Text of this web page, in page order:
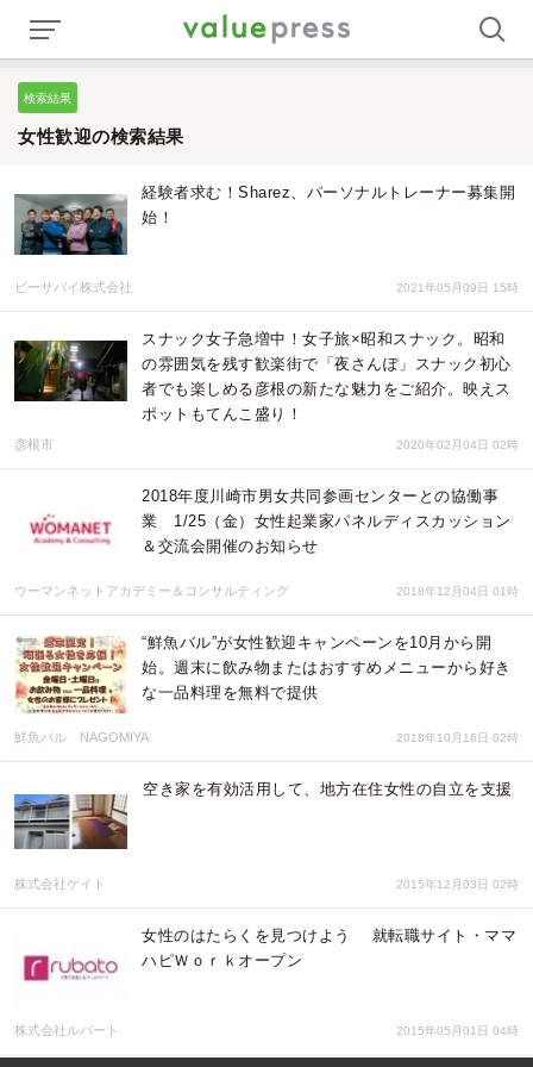
検索結果
女性歓迎の検索結果
経験者求む！Sharez、パーソナルトレーナー募集開
始！
ビーサバイ株式会社 2021年05月09日 15時
スナック女子急増中！女子旅×昭和スナック。昭和
の雰囲気を残す歓楽街で「夜さんぽ」スナック初心
者でも楽しめる彦根の新たな魅力をご紹介。映えス
ポットもてんこ盛り！
彦根市 2020年02月04日 02時
2018年度川崎市男女共同参画センターとの協働事
業 1/25（金）女性起業家パネルディスカッション
＆交流会開催のお知らせ
ウーマンネットアカデミー＆コンサルティング 2018年12月04日 01時
“鮮魚バル”が女性歓迎キャンペーンを10月から開
始。週末に飲み物またはおすすめメニューから好き
な一品料理を無料で提供
鮮魚バル NAGOMIYA 2018年10月16日 02時
空き家を有効活用して、地方在住女性の自立を支援
株式会社ゲイト 2015年12月03日 02時
女性のはたらくを見つけよう 就転職サイト・ママ
ハピＷｏｒｋオープン
株式会社ルバート 2015年05月01日 04時